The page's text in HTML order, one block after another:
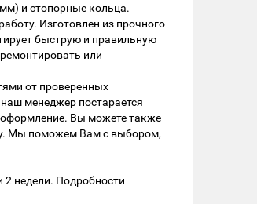
и стопорные кольца.
Изготовлен из прочного
быструю и правильную
или
от проверенных
менеджер постарается
оформление. Вы можете также
Мы поможем Вам с выбором,
недели. Подробности